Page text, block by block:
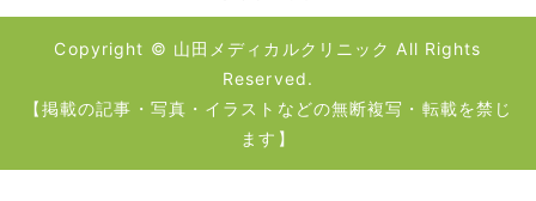
Copyright © 山田メディカルクリニック All Rights
Reserved.
【掲載の記事・写真・イラストなどの無断複写・転載を禁じ
ます】